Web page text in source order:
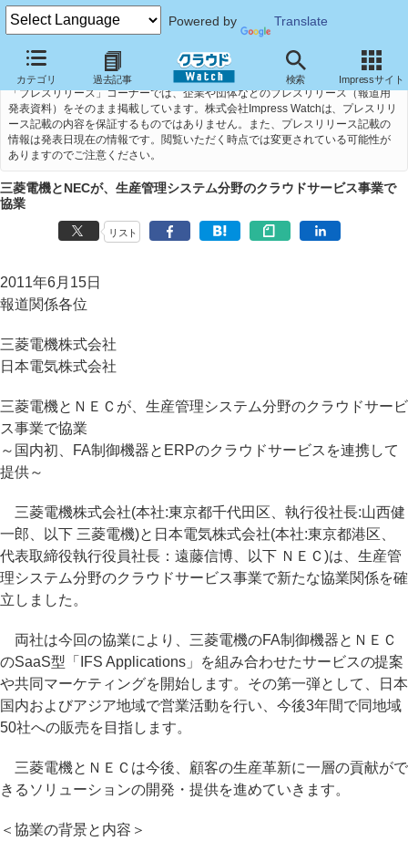
Powered by Translate
カテゴリ 過去記事 検索 Impressサイト
「プレスリリース」コーナーでは、企業や団体などのプレスリリース（報道用
発表資料）をそのまま掲載しています。株式会社Impress Watchは、プレスリリ
ース記載の内容を保証するものではありません。また、プレスリリース記載の
情報は発表日現在の情報です。閲覧いただく時点では変更されている可能性が
ありますのでご注意ください。
三菱電機とNECが、生産管理システム分野のクラウドサービス事業で
協業
リスト
2011年6月15日
報道関係各位
三菱電機株式会社
日本電気株式会社
三菱電機とＮＥＣが、生産管理システム分野のクラウドサービ
ス事業で協業
～国内初、FA制御機器とERPのクラウドサービスを連携して
提供～
三菱電機株式会社(本社:東京都千代田区、執行役社長:山西健
一郎、以下 三菱電機)と日本電気株式会社(本社:東京都港区、
代表取締役執行役員社長：遠藤信博、以下 ＮＥＣ)は、生産管
理システム分野のクラウドサービス事業で新たな協業関係を確
立しました。
両社は今回の協業により、三菱電機のFA制御機器とＮＥＣ
のSaaS型「IFS Applications」を組み合わせたサービスの提案
や共同マーケティングを開始します。その第一弾として、日本
国内およびアジア地域で営業活動を行い、今後3年間で同地域
50社への販売を目指します。
三菱電機とＮＥＣは今後、顧客の生産革新に一層の貢献がで
きるソリューションの開発・提供を進めていきます。
＜協業の背景と内容＞